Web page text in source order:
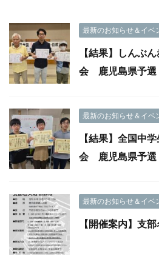
最新のお知らせ＆イベ
【結果】しんぶ
会 鹿児島県予選
最新のお知らせ＆イベ
【結果】全国中
会 鹿児島県予選
最新のお知らせ＆イベ
【開催案内】支